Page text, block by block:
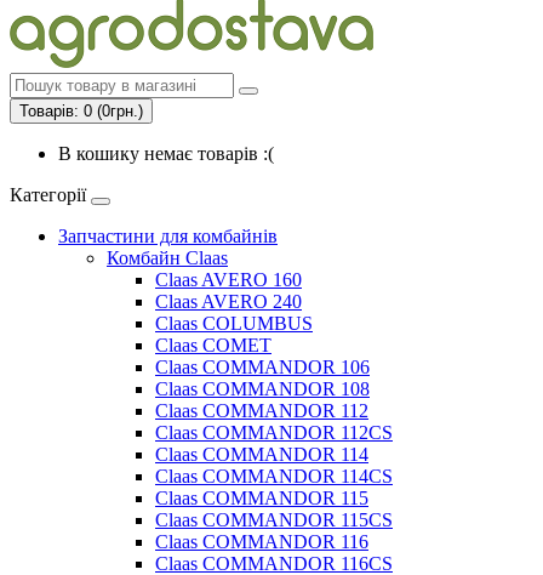
Товарів: 0 (0грн.)
В кошику немає товарів :(
Категорії
Запчастини для комбайнів
Комбайн Claas
Claas AVERO 160
Claas AVERO 240
Claas COLUMBUS
Claas COMET
Claas COMMANDOR 106
Claas COMMANDOR 108
Claas COMMANDOR 112
Claas COMMANDOR 112CS
Claas COMMANDOR 114
Claas COMMANDOR 114CS
Claas COMMANDOR 115
Claas COMMANDOR 115CS
Claas COMMANDOR 116
Claas COMMANDOR 116CS